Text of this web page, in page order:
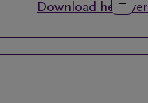
Download het